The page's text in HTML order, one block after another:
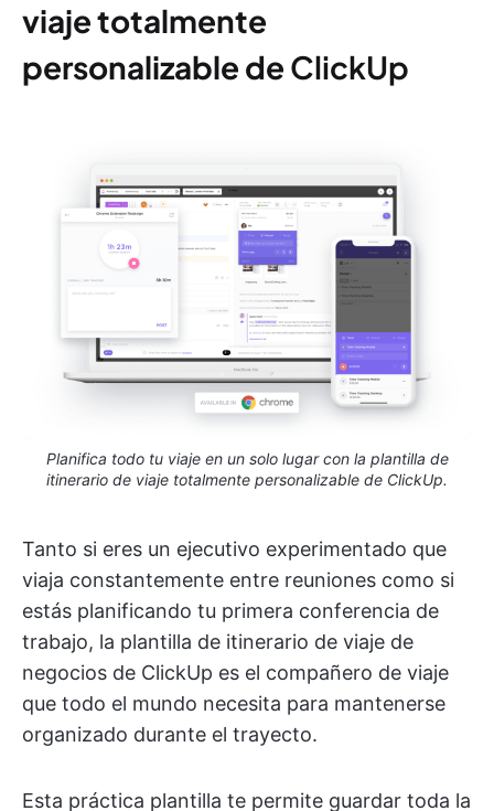
viaje totalmente
personalizable de ClickUp
Planifica todo tu viaje en un solo lugar con la plantilla de
itinerario de viaje totalmente personalizable de ClickUp.
Tanto si eres un ejecutivo experimentado que
viaja constantemente entre reuniones como si
estás planificando tu primera conferencia de
trabajo, la plantilla de itinerario de viaje de
negocios de ClickUp es el compañero de viaje
que todo el mundo necesita para mantenerse
organizado durante el trayecto.
Esta práctica plantilla te permite guardar toda la